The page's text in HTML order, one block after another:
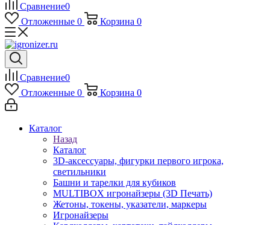
Сравнение0
Отложенные 0 Корзина 0
Сравнение0
Отложенные 0 Корзина 0
Каталог
Назад
Каталог
3D-аксессуары, фигурки первого игрока,
светильники
Башни и тарелки для кубиков
MULTIBOX игронайзеры (3D Печать)
Жетоны, токены, указатели, маркеры
Игронайзеры